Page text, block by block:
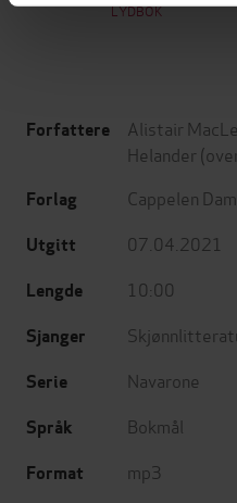
LYDBOK
Forfattere Alistair
Helander
Forlag Cappelen
Utgitt 07.04.2021
Lengde 10:00
Sjanger
Serie Navarone
Språk Bokmål
Format mp3